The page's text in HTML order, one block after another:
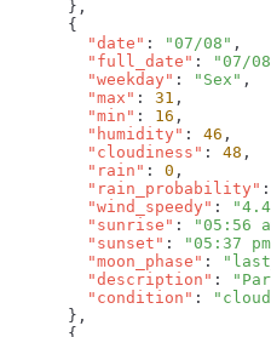
        "date"
: "07/08"
        "full_date"
: "07/
        "weekday"
: "Sex"
        "max"
: 31
        "min"
: 16
        "humidity"
: 46
        "cloudiness"
: 48
        "rain"
: 0
        "rain_probability"
:
        "wind_speedy"
:
        "sunrise"
: "05:56
        "sunset"
: "05:37
        "moon_phase"
:
        "description"
:
        "condition"
: